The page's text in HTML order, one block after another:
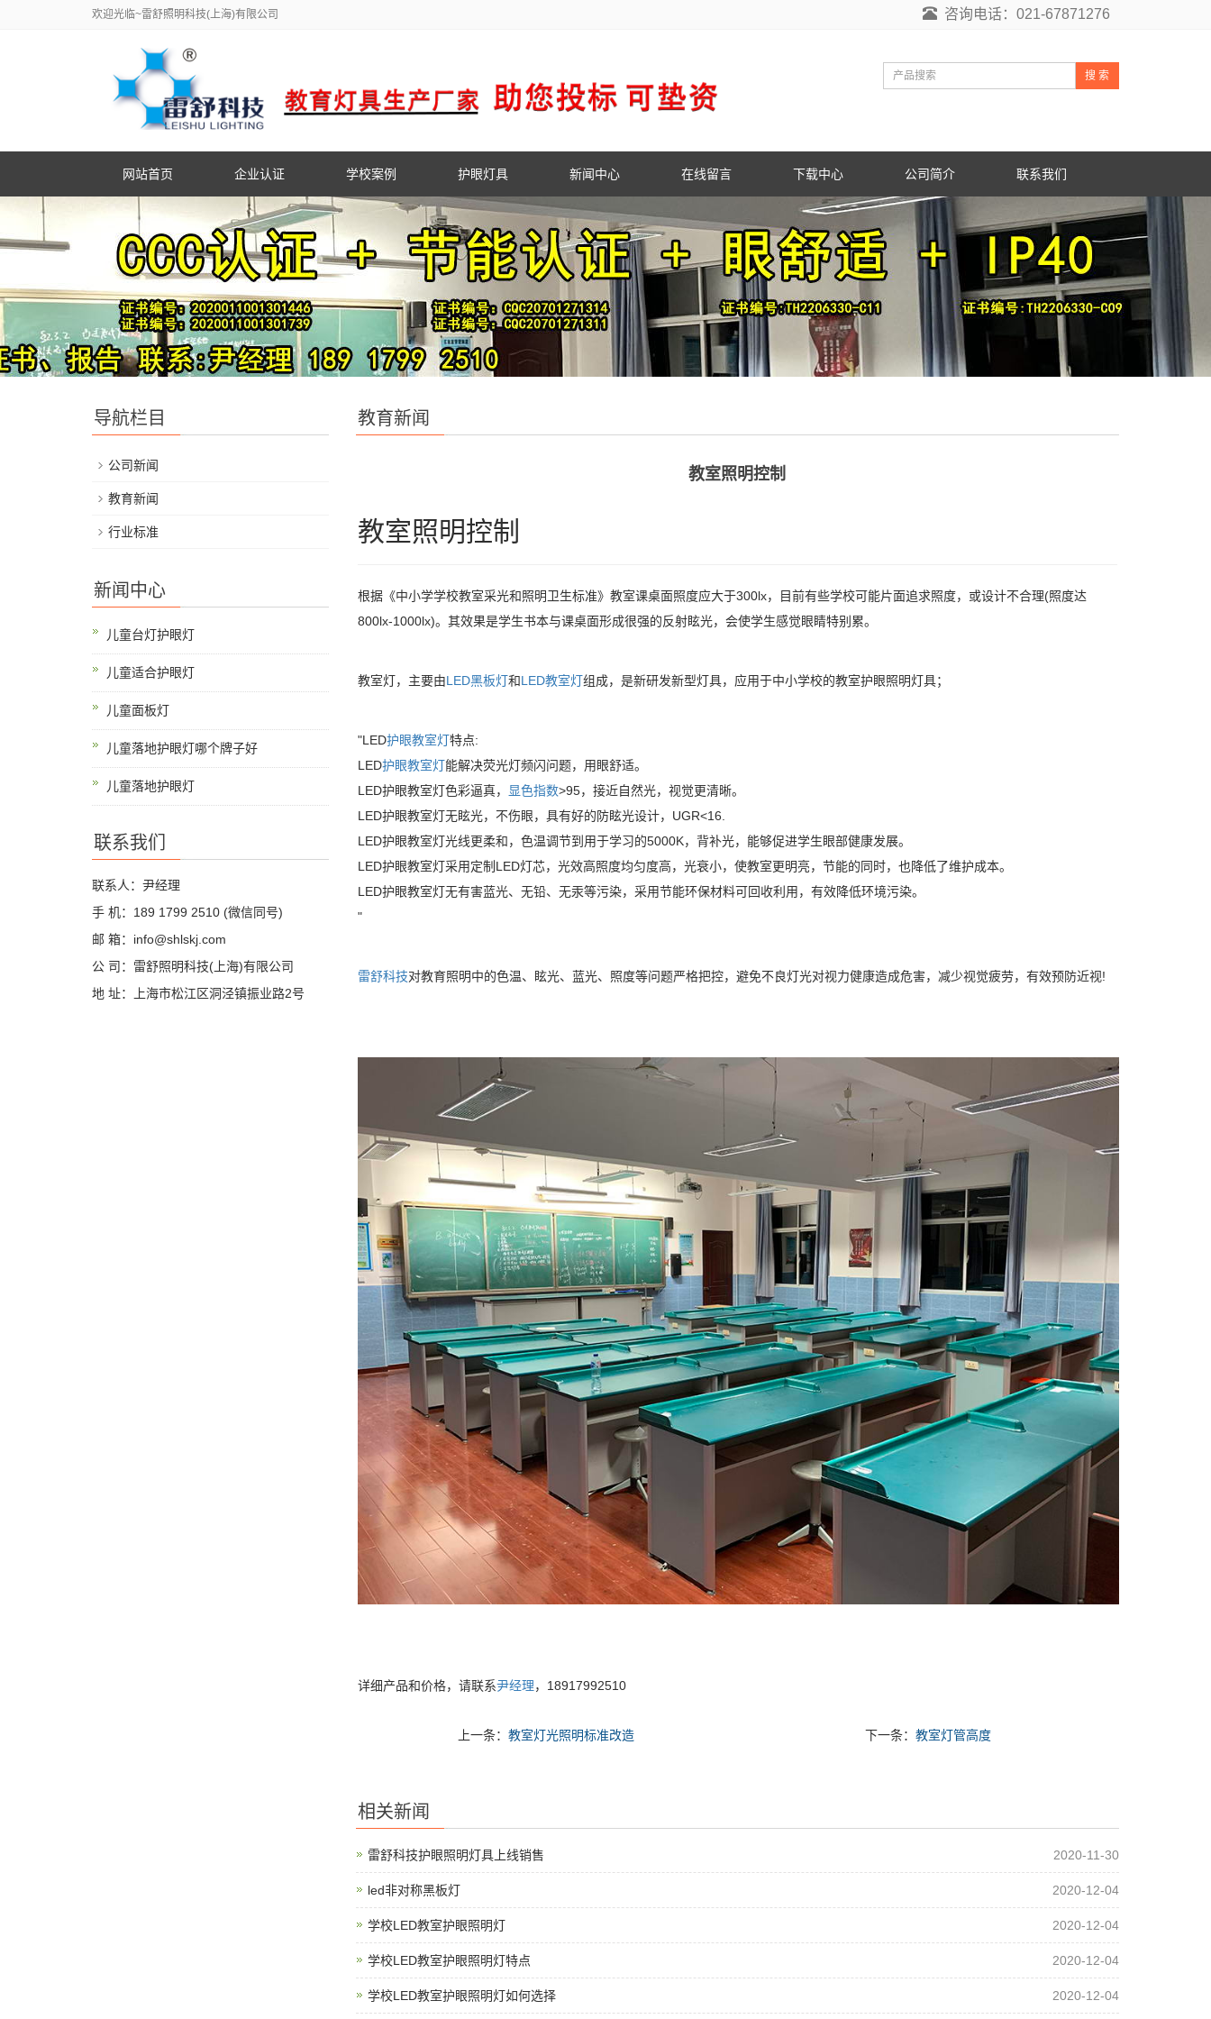
欢迎光临~雷舒照明科技(上海)有限公司 咨询电话：021-67871276
搜 索
网站首页 企业认证 学校案例 护眼灯具 新闻中心 在线留言 下载中心 公司简介 联系我们
教育新闻
教室照明控制
教室照明控制
根据《中小学学校教室采光和照明卫生标准》教室课桌面照度应大于300lx，目前有些学校可能片面追求照度，或设计不合理(照度达
800lx-1000lx)。其效果是学生书本与课桌面形成很强的反射眩光，会使学生感觉眼睛特别累。
教室灯，主要由LED黑板灯和LED教室灯组成，是新研发新型灯具，应用于中小学校的教室护眼照明灯具；
"LED护眼教室灯特点:
LED护眼教室灯能解决荧光灯频闪问题，用眼舒适。
LED护眼教室灯色彩逼真，
显色指数>95，接近自然光，视觉更清晰。
LED护眼教室灯无眩光，不伤眼，具有好的防眩光设计，UGR<16.
LED护眼教室灯光线更柔和，色温调节到用于学习的5000K，背补光，能够促进学生眼部健康发展。
LED护眼教室灯采用定制LED灯芯，光效高照度均匀度高，光衰小，使教室更明亮，节能的同时，也降低了维护成本。
LED护眼教室灯无有害蓝光、无铅、无汞等污染，采用节能环保材料可回收利用，有效降低环境污染。
"
雷舒科技对教育照明中的色温、眩光、蓝光、照度等问题严格把控，避免不良灯光对视力健康造成危害，减少视觉疲劳，有效预防近视!
详细产品和价格，请联系尹经理，18917992510
上一条：教室灯光照明标准改造 下一条：教室灯管高度
相关新闻
雷舒科技护眼照明灯具上线销售 2020-11-30
led非对称黑板灯 2020-12-04
学校LED教室护眼照明灯 2020-12-04
学校LED教室护眼照明灯特点 2020-12-04
学校LED教室护眼照明灯如何选择 2020-12-04
导航栏目
公司新闻
教育新闻
行业标准
新闻中心
儿童台灯护眼灯
儿童适合护眼灯
儿童面板灯
儿童落地护眼灯哪个牌子好
儿童落地护眼灯
联系我们
联系人：尹经理
手 机：189 1799 2510 (微信同号)
邮 箱：info@shlskj.com
公 司：雷舒照明科技(上海)有限公司
地 址：上海市松江区洞泾镇振业路2号